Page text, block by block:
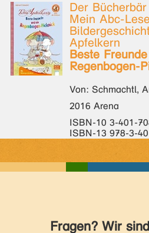
Der
Mein Abc-
Apfelkern
Beste
Regenbogen-
Von: Schmachtl,
2016 Arena
ISBN-10 3-401-
ISBN-13 978-3-